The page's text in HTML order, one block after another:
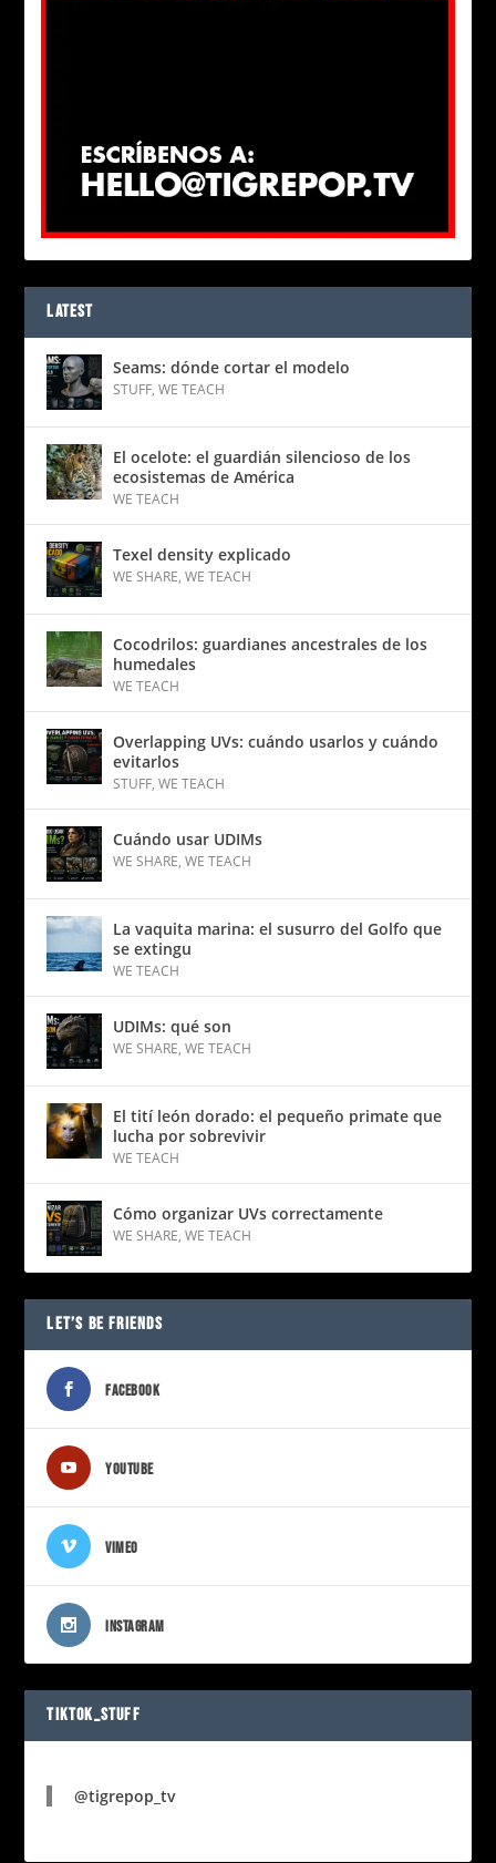
LATEST
Seams: dónde cortar el modelo
STUFF,WE TEACH
El ocelote: el guardián silencioso de los
ecosistemas de América
WE TEACH
Texel density explicado
WE SHARE,WE TEACH
Cocodrilos: guardianes ancestrales de los
humedales
WE TEACH
Overlapping UVs: cuándo usarlos y cuándo
evitarlos
STUFF,WE TEACH
Cuándo usar UDIMs
WE SHARE,WE TEACH
La vaquita marina: el susurro del Golfo que
se extingu
WE TEACH
UDIMs: qué son
WE SHARE,WE TEACH
El tití león dorado: el pequeño primate que
lucha por sobrevivir
WE TEACH
Cómo organizar UVs correctamente
WE SHARE,WE TEACH
LET’S BE FRIENDS
FACEBOOK
YOUTUBE
VIMEO
INSTAGRAM
TIKTOK_STUFF
@tigrepop_tv